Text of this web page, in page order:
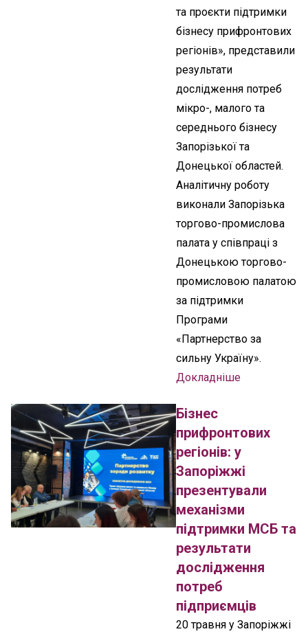
та проєкти підтримки
бізнесу прифронтових
регіонів», представили
результати
дослідження потреб
мікро-, малого та
середнього бізнесу
Запорізької та
Донецької областей.
Аналітичну роботу
виконали Запорізька
торгово-промислова
палата у співпраці з
Донецькою торгово-
промисловою палатою
за підтримки
Програми
«Партнерство за
сильну Україну».
Докладніше
Бізнес
прифронтових
регіонів: у
Запоріжжі
презентували
механізми
підтримки МСБ та
результати
дослідження
потреб
підприємців
20 травня у Запоріжжі